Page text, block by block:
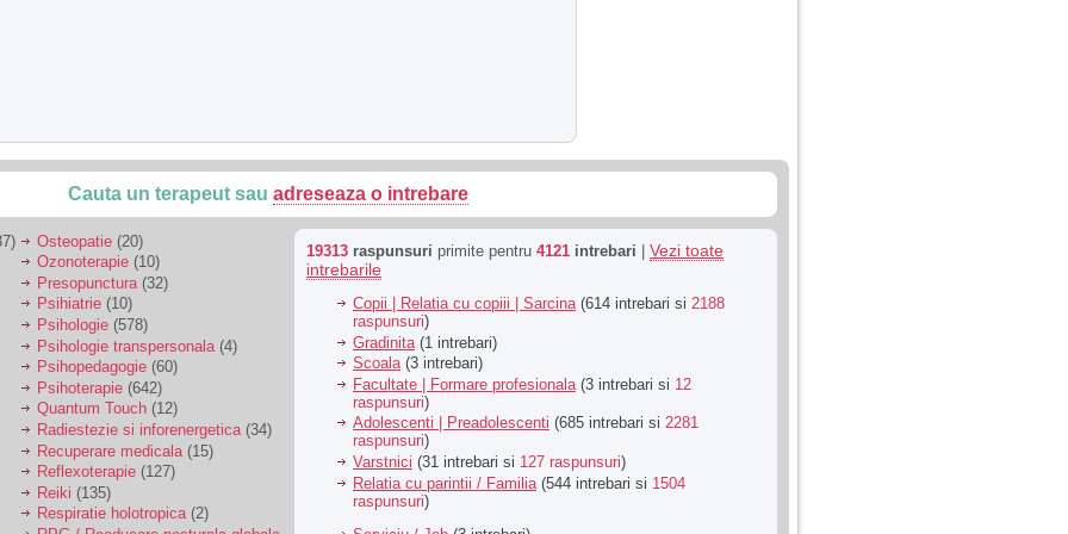
Cauta un terapeut sau adreseaza o intrebare
Osteopatie (20)
Ozonoterapie (10)
Presopunctura (32)
Psihiatrie (10)
Psihologie (578)
Psihologie transpersonala (4)
Psihopedagogie (60)
Psihoterapie (642)
Quantum Touch (12)
Radiestezie si inforenergetica (34)
Recuperare medicala (15)
Reflexoterapie (127)
Reiki (135)
Respiratie holotropica(2)
19313 raspunsuri primite pentru 4121 intrebari
Vezi toate
intrebarile
Copii | Relatia cu copiii | Sarcina(614 intrebari si 2188
raspunsuri)
Gradinita (1 intrebari)
Scoala(3 intrebari)
Facultate | Formare profesionala (3 intrebari si 12
raspunsuri)
Adolescenti | Preadolescenti (685 intrebari si 2281
raspunsuri)
Varstnici (31 intrebari si 127 raspunsuri)
Relatia cu parintii / Familia (544 intrebari si 1504
raspunsuri)